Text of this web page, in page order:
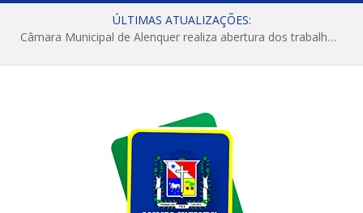
ÚLTIMAS ATUALIZAÇÕES:
Câmara Municipal de Alenquer realiza abertura dos trabalhos do 4º Período Legislativo